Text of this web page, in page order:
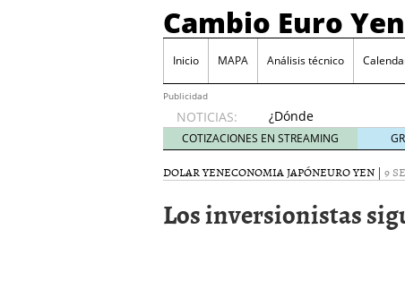
Cambio Euro Yen
Inicio MAPA Análisis técnico
Publicidad
NOTICIAS:
¿Dónde
invertir
en
Japón?
31, 2024
Los desafíos de la
COTIZACIONES EN STREAMING
DOLAR YENECONOMIA JAPÓNEURO YEN | 9
Los inversionistas